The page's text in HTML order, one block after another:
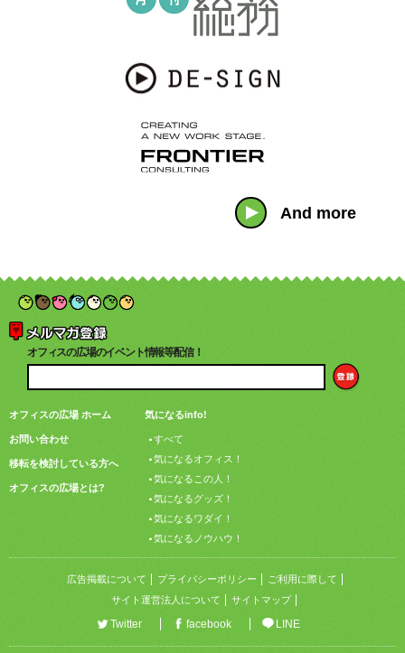
And more
オフィスの広場のイベント情報等配信！
オフィスの広場 ホーム
お問い合わせ
移転を検討している方へ
オフィスの広場とは?
気になるinfo!
すべて
気になるオフィス！
気になるこの人！
気になるグッズ！
気になるワダイ！
気になるノウハウ！
広告掲載について プライバシーポリシー
ご利用に際して
サイト運営法人について
サイトマップ
Twitter facebook LINE